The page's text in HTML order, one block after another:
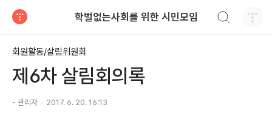
학벌없는사회를 위한 시민모임
회원활동/살림위원회
제6차 살림회의록
- 관리자 2017. 6. 20. 16:13